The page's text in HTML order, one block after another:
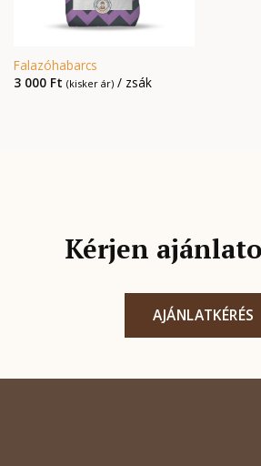
Falazóhabarcs
3 000 Ft (kisker ár)/ zsák
Kérjen
AJÁNLATKÉRÉS